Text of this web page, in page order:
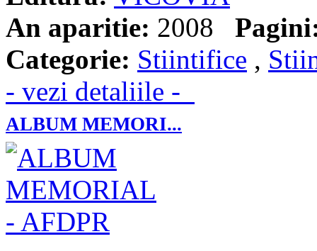
An aparitie: 2008
Categorie: Stiintifice ,
- vezi detaliile -
ALBUM MEMORI...